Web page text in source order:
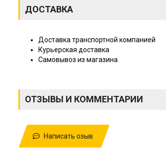
ДОСТАВКА
Доставка транспортной компанией
Курьерская доставка
Самовывоз из магазина
ОТЗЫВЫ И КОММЕНТАРИИ
Написать озыв